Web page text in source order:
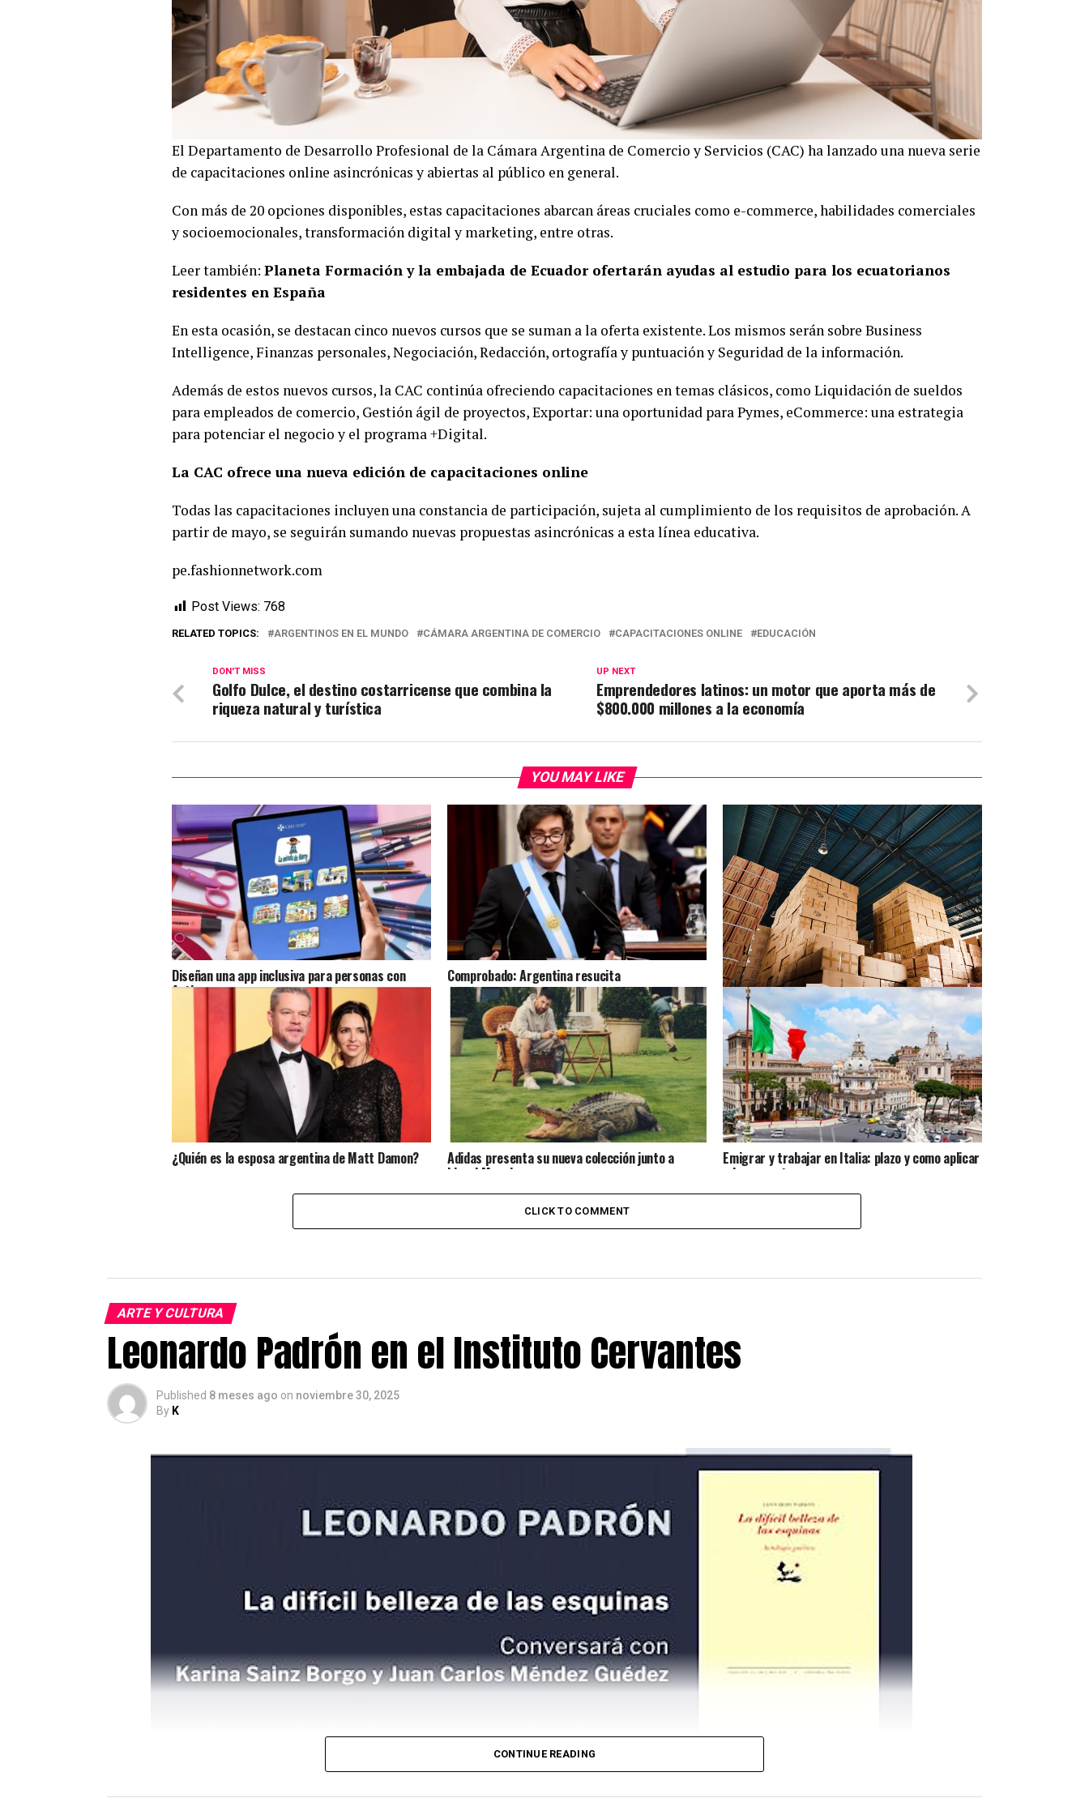
El Departamento de Desarrollo Profesional de la Cámara Argentina de Comercio y Servicios (CAC) ha lanzado una nueva serie
de capacitaciones online asincrónicas y abiertas al público en general.
Con más de 20 opciones disponibles, estas capacitaciones abarcan áreas cruciales como e-commerce, habilidades comerciales
y socioemocionales, transformación digital y marketing, entre otras.
Leer también: Planeta Formación y la embajada de Ecuador ofertarán ayudas al estudio para los ecuatorianos
residentes en España
En esta ocasión, se destacan cinco nuevos cursos que se suman a la oferta existente. Los mismos serán sobre Business
Intelligence, Finanzas personales, Negociación, Redacción, ortografía y puntuación y Seguridad de la información.
Además de estos nuevos cursos, la CAC continúa ofreciendo capacitaciones en temas clásicos, como Liquidación de sueldos
para empleados de comercio, Gestión ágil de proyectos, Exportar: una oportunidad para Pymes, eCommerce: una estrategia
para potenciar el negocio y el programa +Digital.
La CAC ofrece una nueva edición de capacitaciones online
Todas las capacitaciones incluyen una constancia de participación, sujeta al cumplimiento de los requisitos de aprobación. A
partir de mayo, se seguirán sumando nuevas propuestas asincrónicas a esta línea educativa.
pe.fashionnetwork.com
Post Views: 768
RELATED TOPICS: ARGENTINOS EN EL MUNDO CÁMARA ARGENTINA DE COMERCIO CAPACITACIONES ONLINE EDUCACIÓN
UP NEXT
Emprendedores latinos: un motor que aporta más de
$800.000 millones a la economía
DON'T MISS
Golfo Dulce, el destino costarricense que combina la
riqueza natural y turística
YOU MAY LIKE
Diseñan una app inclusiva para personas con
Autismo
Comprobado: Argentina resucita
Aerolíneas Argentinas relanza su courier
internacional por el auge de compras en el
exterior
¿Quién es la esposa argentina de Matt Damon? Adidas presenta su nueva colección junto a
Lionel Messi
Emigrar y trabajar en Italia: plazo y como aplicar
a las vacantes
CLICK TO COMMENT
ARTE Y CULTURA
Leonardo Padrón en el Instituto Cervantes
Published 8 meses ago on noviembre 30, 2025
By K
CONTINUE READING